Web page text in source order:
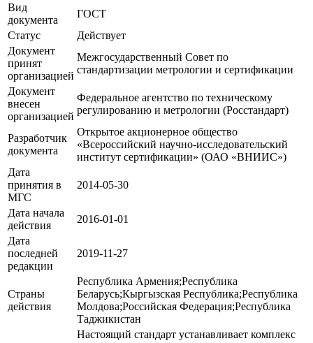
Вид
документа
ГОСТ
Статус
Действует
Документ
принят
организацией
Межгосударственный Совет по
стандартизации метрологии и сертификации
Документ
внесен
организацией
Федеральное агентство по техническому
регулированию и метрологии (Росстандарт)
Разработчик
документа
Открытое акционерное общество
«Всероссийский научно-исследовательский
институт сертификации» (ОАО «ВНИИС»)
Дата
принятия в
МГС
2014-05-30
Дата начала
действия
2016-01-01
Дата
последней
редакции
2019-11-27
Страны
действия
Республика Армения;Республика
Беларусь;Кыргызская Республика;Республика
Молдова;Российская Федерация;Республика
Таджикистан
Настоящий стандарт устанавливает комплекс